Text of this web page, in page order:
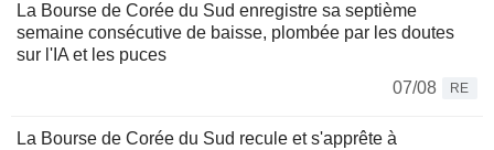
La Bourse de Corée du Sud enregistre sa septième
semaine consécutive de baisse, plombée par les doutes
sur l'IA et les puces
07/08
RE
La Bourse de Corée du Sud recule et s'apprête à